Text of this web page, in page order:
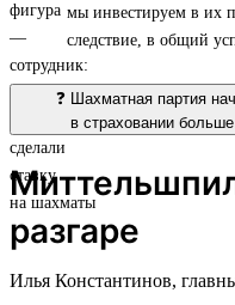
мы инвестируем в их
следствие, в общий
❓ Шахматная партия
в страховании
разгаре
Илья Константинов,